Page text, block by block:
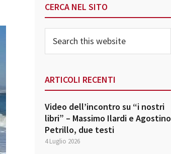
Primary
Sidebar
CERCA NEL SITO
this
ARTICOLI RECENTI
Video dell’incontro su “i nostri
libri” – Massimo Ilardi e Agostino
Petrillo, due testi
4 Luglio 2026